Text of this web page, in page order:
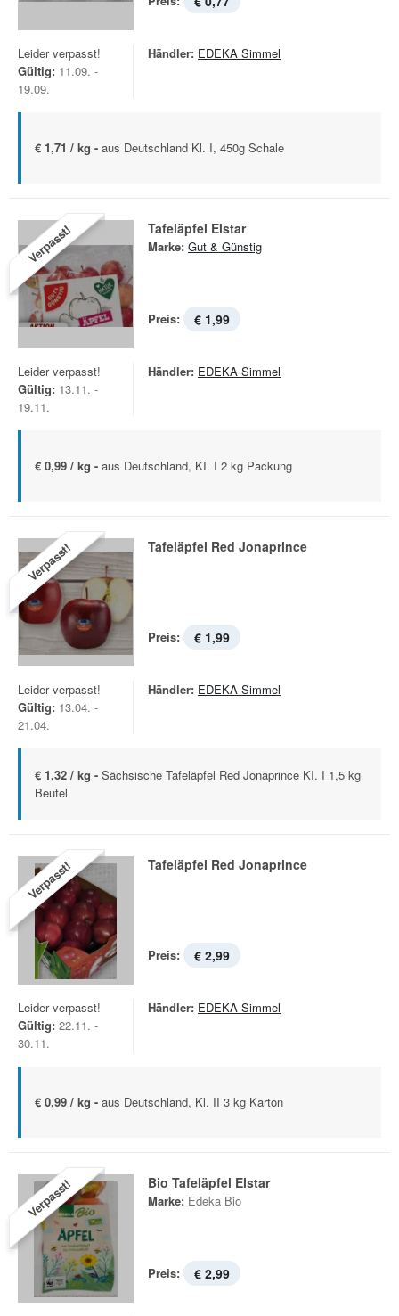
Leider verpasst!
Gültig: 11.09. -
19.09.
Händler: EDEKA Simmel
€ 1,71 / kg - aus Deutschland Kl. I, 450g Schale
Verpasst! Tafeläpfel Elstar
Marke: Gut & Günstig
Preis: € 1,99
Leider verpasst!
Gültig: 13.11. -
19.11.
Händler: EDEKA Simmel
€ 0,99 / kg - aus Deutschland, KI. I 2 kg Packung
Verpasst! Tafeläpfel Red Jonaprince
Preis: € 1,99
Leider verpasst!
Gültig: 13.04. -
21.04.
Händler: EDEKA Simmel
€ 1,32 / kg - Sächsische Tafeläpfel Red Jonaprince KI. I 1,5 kg
Beutel
Verpasst! Tafeläpfel Red Jonaprince
Preis: € 2,99
Leider verpasst!
Gültig: 22.11. -
30.11.
Händler: EDEKA Simmel
€ 0,99 / kg - aus Deutschland, Kl. II 3 kg Karton
Verpasst! Bio Tafeläpfel Elstar
Marke: Edeka Bio
Preis: € 2,99